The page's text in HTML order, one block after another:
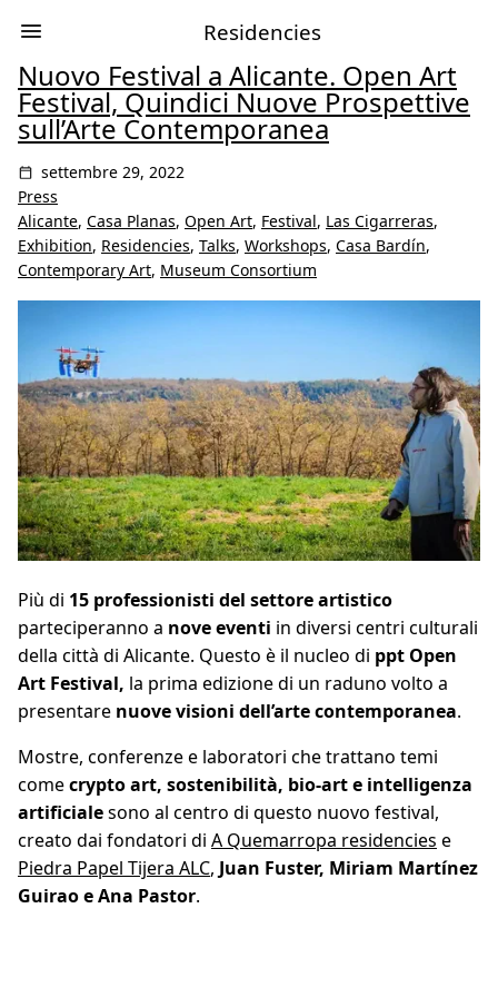
Residencies
Nuovo Festival a Alicante. Open Art
Festival, Quindici Nuove Prospettive
sull’Arte Contemporanea
settembre 29, 2022
Press
Alicante, Casa Planas, Open Art, Festival, Las Cigarreras,
Exhibition, Residencies, Talks, Workshops, Casa Bardín,
Contemporary Art, Museum Consortium
Più di 15 professionisti del settore artistico
parteciperanno a nove eventi in diversi centri culturali
della città di Alicante. Questo è il nucleo di ppt Open
Art Festival, la prima edizione di un raduno volto a
presentare nuove visioni dell’arte contemporanea.
Mostre, conferenze e laboratori che trattano temi
comecrypto art, sostenibilità, bio-art e intelligenza
artificialesono al centro di questo nuovo festival,
creato dai fondatori di A Quemarropa residencies e
Piedra Papel Tijera ALC, Juan Fuster, Miriam Martínez
Guirao e Ana Pastor.